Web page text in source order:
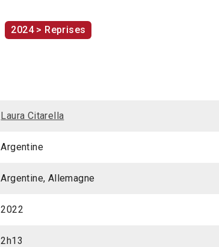
2024 > Reprises
Laura Citarella
Argentine
Argentine, Allemagne
2022
2h13